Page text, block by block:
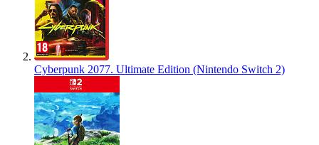
Cyberpunk 2077. Ultimate Edition (Nintendo Switch 2)